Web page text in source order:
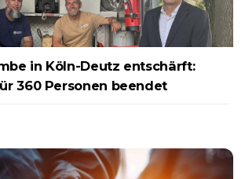
in Köln-Deutz entschärft:
360 Personen beendet